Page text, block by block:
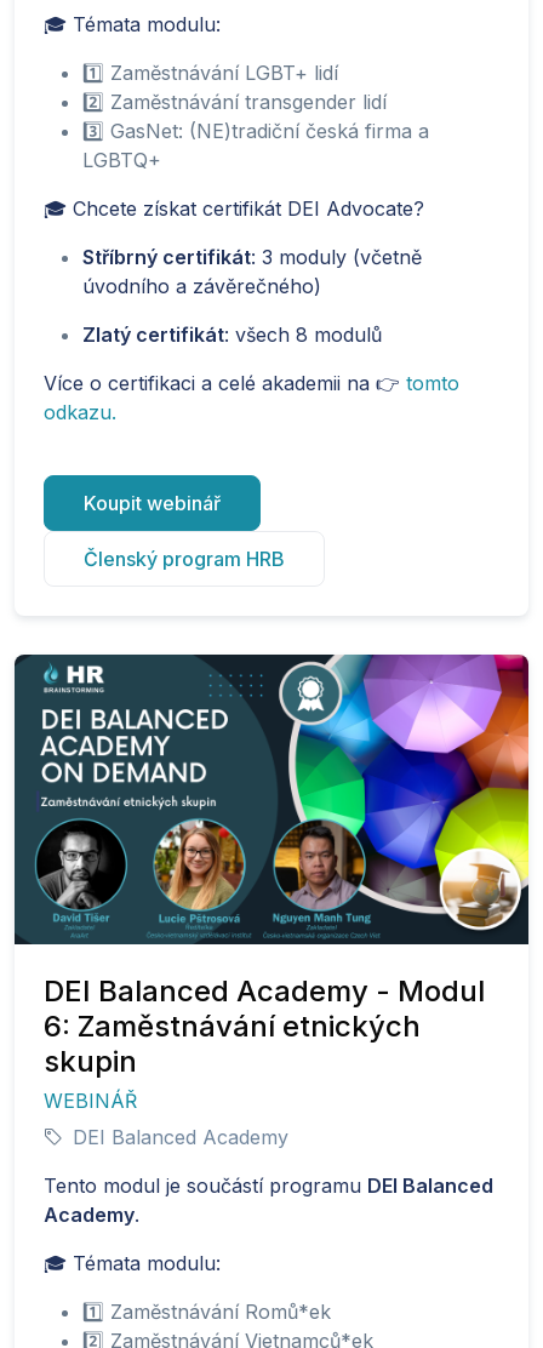
🎓 Témata modulu:
1️⃣ Zaměstnávání LGBT+ lidí
2️⃣ Zaměstnávání transgender lidí
3️⃣ GasNet: (NE)tradiční česká firma a
LGBTQ+
🎓 Chcete získat certifikát DEI Advocate?
Stříbrný certifikát: 3 moduly (včetně
úvodního a závěrečného)
Zlatý certifikát: všech 8 modulů
Více o certifikaci a celé akademii na 👉 tomto
odkazu.
Koupit webinář
Členský program HRB
DEI Balanced Academy - Modul
6: Zaměstnávání etnických
skupin
WEBINÁŘ
DEI Balanced Academy
Tento modul je součástí programu DEI Balanced
Academy.
🎓 Témata modulu:
1️⃣ Zaměstnávání Romů*ek
2️⃣ Zaměstnávání Vietnamců*ek